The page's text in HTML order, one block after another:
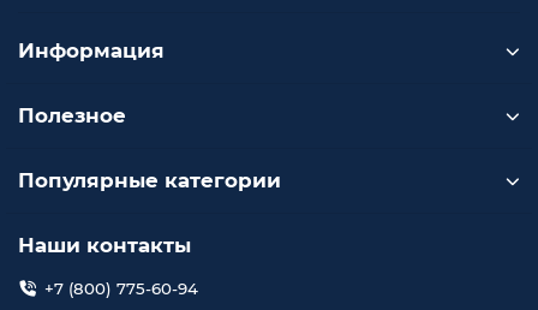
Информация
Полезное
Популярные категории
Наши контакты
+7 (800) 775-60-94